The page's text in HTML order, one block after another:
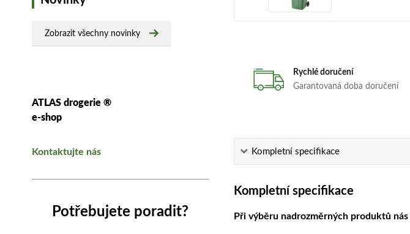
Zobrazit všechny novinky
ATLAS drogerie ®
e-shop
Kontaktujte nás
Potřebujete poradit?
Rychlé doručení
Garantovaná doba doručení
Kompletní specifikace
Kompletní specifikace
Při výběru nadrozměrných produktů